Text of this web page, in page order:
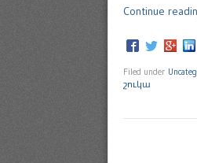
Continue
Filed under
շուկա